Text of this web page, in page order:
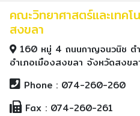
คณะวิทยาศาสตร์และเทค
สงขลา
160 หมู่ 4 ถนนกาญจนวนิช ตำ
อำเภอเมืองสงขลา จังหวัดสง
Phone : 074-260-260
Fax : 074-260-261